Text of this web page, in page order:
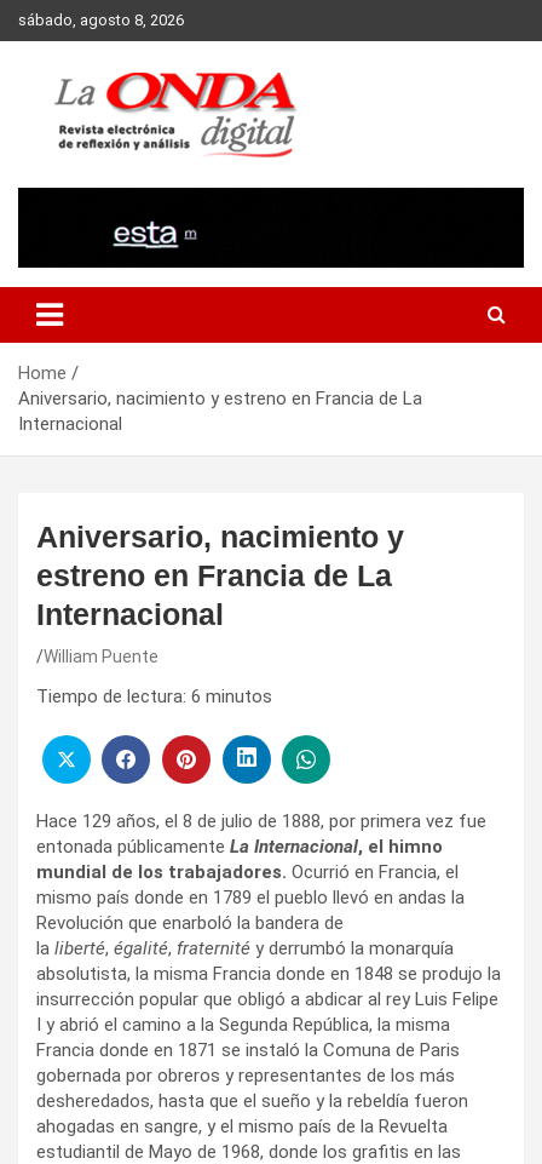
Skip
to
sábado, agosto 8, 2026
Home
Aniversario, nacimiento y estreno en Francia de La
Internacional
Aniversario, nacimiento y
estreno en Francia de La
Internacional
William Puente
Tiempo de lectura: 6 minutos
Hace 129 años, el 8 de julio de 1888, por primera vez fue
entonada públicamente La Internacional, el himno
mundial de los trabajadores. Ocurrió en Francia, el
mismo país donde en 1789 el pueblo llevó en andas la
Revolución que enarboló la bandera de
la liberté, égalité, fraternité y derrumbó la monarquía
absolutista, la misma Francia donde en 1848 se produjo la
insurrección popular que obligó a abdicar al rey Luis Felipe
I y abrió el camino a la Segunda República, la misma
Francia donde en 1871 se instaló la Comuna de Paris
gobernada por obreros y representantes de los más
desheredados, hasta que el sueño y la rebeldía fueron
ahogadas en sangre, y el mismo país de la Revuelta
estudiantil de Mayo de 1968, donde los grafitis en las